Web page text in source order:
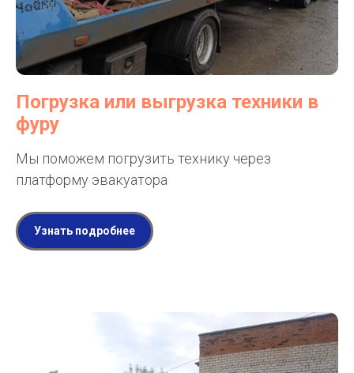
Погрузка или выгрузка техники в
фуру
Мы поможем погрузить технику через
платформу эвакуатора
Узнать подробнее